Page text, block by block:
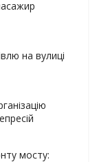
на вулиці
мосту: